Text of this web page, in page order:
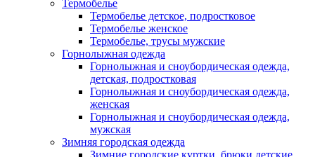
Термобелье
Термобелье детское, подростковое
Термобелье женское
Термобелье, трусы мужские
Горнолыжная одежда
Горнолыжная и сноубордическая одежда,
детская, подростковая
Горнолыжная и сноубордическая одежда,
женская
Горнолыжная и сноубордическая одежда,
мужская
Зимняя городская одежда